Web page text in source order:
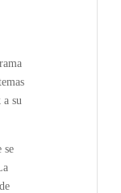
a su
se